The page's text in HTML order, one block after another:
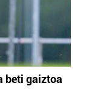
beti gaiztoa